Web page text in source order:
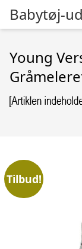
Babytøj-
Young
Tilbud!